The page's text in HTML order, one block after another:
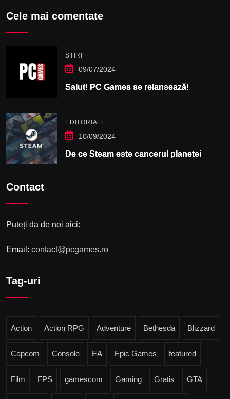
Cele mai comentate
STIRI
09/07/2024
Salut! PC Games se relansează!
EDITORIALE
10/09/2024
De ce Steam este cancerul planetei
Contact
Puteți da de noi aici:
Email: contact@pcgames.ro
Tag-uri
Action Action RPG Adventure Bethesda Blizzard
Capcom Console EA Epic Games featured
Film FPS gamescom Gaming Gratis GTA